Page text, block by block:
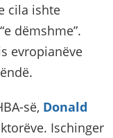
cila ishte
dëmshme”.
evropianëve
së, Donald
Ischinger